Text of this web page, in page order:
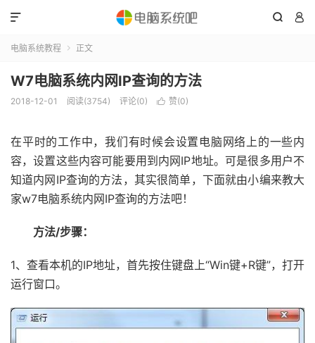
 

电脑系统教程  正文
W7电脑系统内网IP查询的方法
2018-12-01 阅读(3754) 评论(0)  赞(0)
在平时的工作中，我们有时候会设置电脑网络上的一些内
容，设置这些内容可能要用到内网IP地址。可是很多用户不
知道内网IP查询的方法，其实很简单，下面就由小编来教大
家w7电脑系统内网IP查询的方法吧！
方法/步骤：
1、查看本机的IP地址，首先按住键盘上“Win键+R键”，打开
运行窗口。